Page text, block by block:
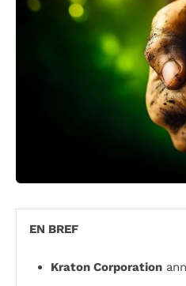
EN BREF
Kraton Corporation